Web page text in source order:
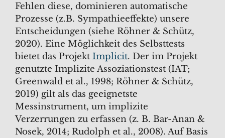
Fehlen diese, dominieren automatische
Prozesse (z.B. Sympathieeffekte) unsere
Entscheidungen (siehe Röhner & Schütz,
2020). Eine Möglichkeit des Selbsttests
bietet das Projekt Implicit. Der im Projekt
genutzte Implizite Assoziationstest (IAT;
Greenwald et al., 1998; Röhner & Schütz,
2019) gilt als das geeignetste
Messinstrument, um implizite
Verzerrungen zu erfassen (z. B. Bar-Anan &
Nosek, 2014; Rudolph et al., 2008). Auf Basis